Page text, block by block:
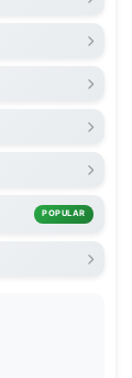
POPULAR